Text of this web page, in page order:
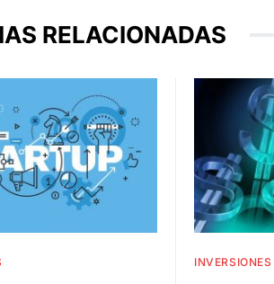
RELACIONADAS
INVERSIONES